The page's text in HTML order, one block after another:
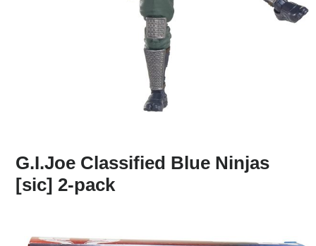
G.I.Joe Classified Blue Ninjas
[sic] 2-pack